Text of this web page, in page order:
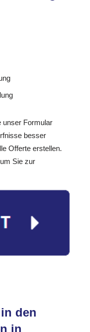
unser Formular
besser
Offerte erstellen.
Sie zur
den
in